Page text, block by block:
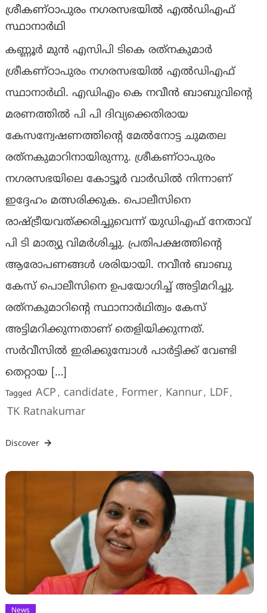
ശ്രീകണ്ഠാപുരം നഗരസഭയില്‍ എല്‍ഡിഎഫ്
സ്ഥാനാര്‍ഥി
കണ്ണൂര്‍ മുന്‍ എസിപി ടികെ രത്‌നകുമാര്‍
ശ്രീകണ്ഠാപുരം നഗരസഭയില്‍ എല്‍ഡിഎഫ്
സ്ഥാനാര്‍ഥി. എഡിഎം കെ നവീന്‍ ബാബുവിന്റെ
മരണത്തില്‍ പി പി ദിവ്യക്കെതിരായ
കേസന്വേഷണത്തിന്റെ മേല്‍നോട്ട ചുമതല
രത്‌നകുമാറിനായിരുന്നു. ശ്രീകണ്ഠാപുരം
നഗരസഭയിലെ കോട്ടൂര്‍ വാര്‍ഡില്‍ നിന്നാണ്
ഇദ്ദേഹം മത്സരിക്കുക. പൊലീസിനെ
രാഷ്ട്രീയവത്ക്കരിച്ചുവെന്ന് യുഡിഎഫ് നേതാവ്
പി ടി മാത്യു വിമര്‍ശിച്ചു. പ്രതിപക്ഷത്തിന്റെ
ആരോപണങ്ങള്‍ ശരിയായി. നവീന്‍ ബാബു
കേസ് പൊലീസിനെ ഉപയോഗിച്ച് അട്ടിമറിച്ചു.
രത്‌നകുമാറിന്റെ സ്ഥാനാര്‍ഥിത്വം കേസ്
അട്ടിമറിക്കുന്നതാണ് തെളിയിക്കുന്നത്.
സര്‍വീസില്‍ ഇരിക്കുമ്പോള്‍ പാര്‍ട്ടിക്ക് വേണ്ടി
തെറ്റായ […]
Tagged ACP , candidate, Former, Kannur, LDF,
TK Ratnakumar
Discover
News